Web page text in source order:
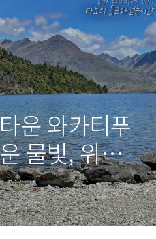
운 와카티푸
물빛, 위니
, 캠핑장에서
상적인 맛!